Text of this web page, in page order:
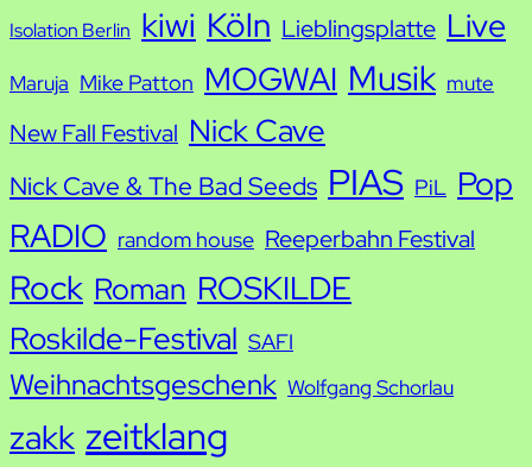
Isolation Berlin kiwi Köln Lieblingsplatte Live
Maruja Mike Patton MOGWAI Musik mute
New Fall Festival Nick Cave
Nick Cave & The Bad Seeds PIAS PiL Pop
RADIO random house Reeperbahn Festival
Rock Roman ROSKILDE
Roskilde-Festival SAFI
Weihnachtsgeschenk Wolfgang Schorlau
zakk zeitklang